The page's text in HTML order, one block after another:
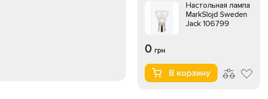
Настольная лампа
MarkSlojd Sweden
Jack 106799
0 грн
В корзину